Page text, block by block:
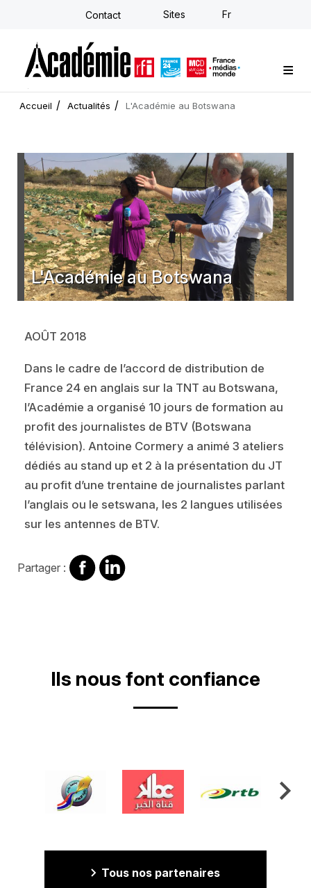
Aller
principal
Contact Sites Fr
Formations sur-mesure
Conseil stratégique
E-learning individuel
L'Académie
Actualités
Newsletter
Accueil Actualités L'Académie au Botswana
L'Académie au Botswana
AOÛT 2018
Dans le cadre de l’accord de distribution de
France 24 en anglais sur la TNT au Botswana,
l’Académie a organisé 10 jours de formation au
profit des journalistes de BTV (Botswana
télévision). Antoine Cormery a animé 3 ateliers
dédiés au stand up et 2 à la présentation du JT
au profit d’une trentaine de journalistes parlant
l’anglais ou le setswana, les 2 langues utilisées
sur les antennes de BTV.
Partager : Partager
sur
Partager
sur
Ils nous font confiance
Tous nos partenaires